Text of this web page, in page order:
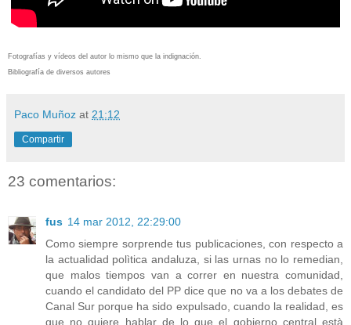
Fotografías y vídeos del autor lo mismo que la indignación.
Bibliografía de diversos autores
Paco Muñoz at 21:12
Compartir
23 comentarios:
fus 14 mar 2012, 22:29:00
Como siempre sorprende tus publicaciones, con respecto a
la actualidad polìtica andaluza, si las urnas no lo remedian,
que malos tiempos van a correr en nuestra comunidad,
cuando el candidato del PP dice que no va a los debates de
Canal Sur porque ha sido expulsado, cuando la realidad, es
que no quiere hablar de lo que el gobierno central està